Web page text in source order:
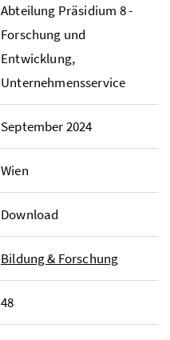
Abteilung Präsidium 8 -
Forschung und
Entwicklung,
Unternehmensservice
September 2024
Wien
Download
Bildung & Forschung
48